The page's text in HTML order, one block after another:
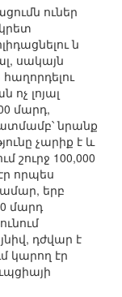
ուներ
ն
սակայն
ոչ լոյալ
մարդ,
նրանք
չարիք է և
շուրջ 100,000
որպես
երբ
մարդ
դժվար է
կարող էր